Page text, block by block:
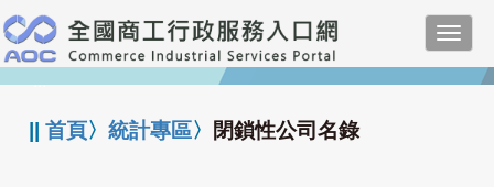
跳
到
主
要
:::
||首頁〉統計專區〉 閉鎖性公司名錄